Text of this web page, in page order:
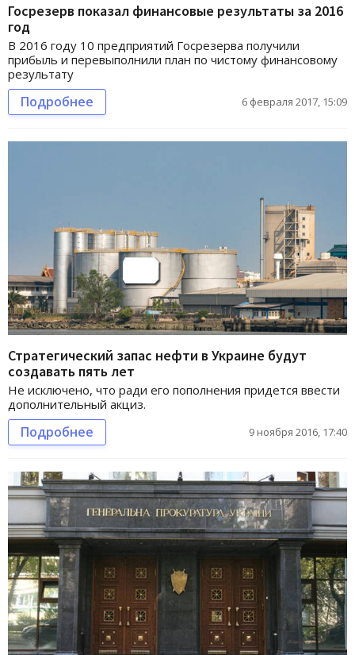
Госрезерв показал финансовые результаты за 2016
год
В 2016 году 10 предприятий Госрезерва получили
прибыль и перевыполнили план по чистому финансовому
результату
Подробнее 6 февраля 2017, 15:09
Стратегический запас нефти в Украине будут
создавать пять лет
Не исключено, что ради его пополнения придется ввести
дополнительный акциз.
Подробнее 9 ноября 2016, 17:40